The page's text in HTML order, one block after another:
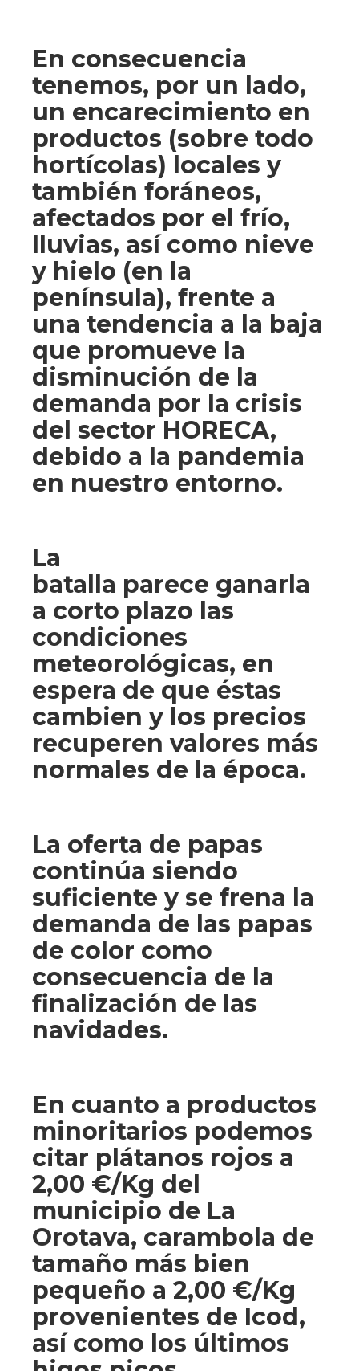
En consecuencia
tenemos, por un lado,
un encarecimiento en
productos (sobre todo
hortícolas) locales y
también foráneos,
afectados por el frío,
lluvias, así como nieve
y hielo (en la
península), frente a
una tendencia a la baja
que promueve la
disminución de la
demanda por la crisis
del sector HORECA,
debido a la pandemia
en nuestro entorno.
La
batalla parece ganarla
a corto plazo las
condiciones
meteorológicas, en
espera de que éstas
cambien y los precios
recuperen valores más
normales de la época.
La oferta de papas
continúa siendo
suficiente y se frena la
demanda de las papas
de color como
consecuencia de la
finalización de las
navidades.
En cuanto a productos
minoritarios podemos
citar plátanos rojos a
2,00 €/Kg del
municipio de La
Orotava, carambola de
tamaño más bien
pequeño a 2,00 €/Kg
provenientes de Icod,
así como los últimos